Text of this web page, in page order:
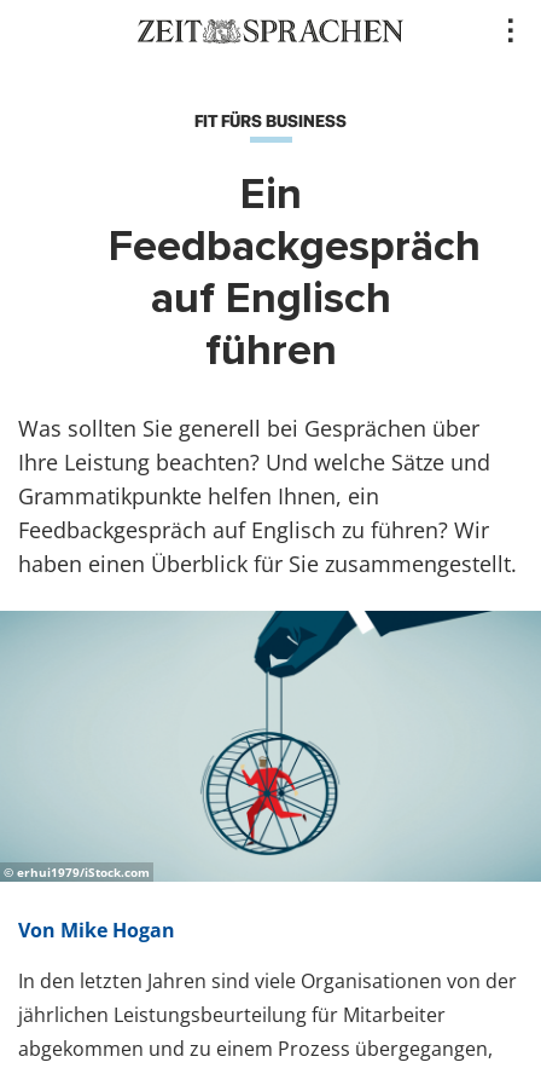
FIT FÜRS BUSINESS
Ein
Feedbackgespräch
auf Englisch
führen
Was sollten Sie generell bei Gesprächen über
Ihre Leistung beachten? Und welche Sätze und
Grammatikpunkte helfen Ihnen, ein
Feedbackgespräch auf Englisch zu führen? Wir
haben einen Überblick für Sie zusammengestellt.
© erhui1979/iStock.com
Von Mike Hogan
In den letzten Jahren sind viele Organisationen von der
jährlichen Leistungsbeurteilung für Mitarbeiter
abgekommen und zu einem Prozess übergegangen,